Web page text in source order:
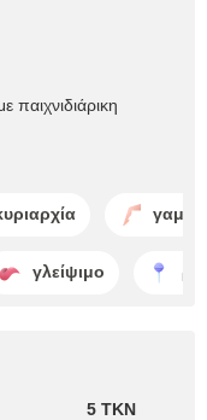
παιχνιδιάρικη
γλείψιμο
5 TKN